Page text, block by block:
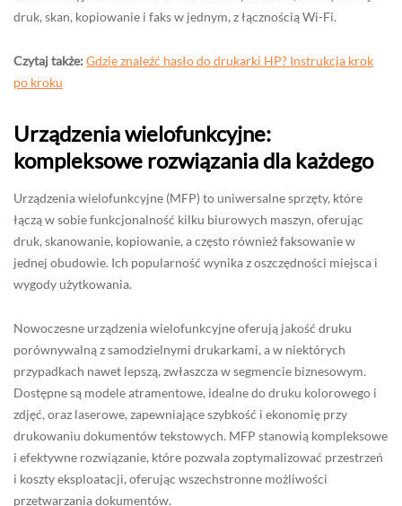
druk, skan, kopiowanie i faks w jednym, z łącznością Wi-Fi.
Czytaj także: Gdzie znaleźć hasło do drukarki HP? Instrukcja krok
po kroku
Urządzenia wielofunkcyjne:
kompleksowe rozwiązania dla każdego
Urządzenia wielofunkcyjne (MFP) to uniwersalne sprzęty, które
łączą w sobie funkcjonalność kilku biurowych maszyn, oferując
druk, skanowanie, kopiowanie, a często również faksowanie w
jednej obudowie. Ich popularność wynika z oszczędności miejsca i
wygody użytkowania.
Nowoczesne urządzenia wielofunkcyjne oferują jakość druku
porównywalną z samodzielnymi drukarkami, a w niektórych
przypadkach nawet lepszą, zwłaszcza w segmencie biznesowym.
Dostępne są modele atramentowe, idealne do druku kolorowego i
zdjęć, oraz laserowe, zapewniające szybkość i ekonomię przy
drukowaniu dokumentów tekstowych. MFP stanowią kompleksowe
i efektywne rozwiązanie, które pozwala zoptymalizować przestrzeń
i koszty eksploatacji, oferując wszechstronne możliwości
przetwarzania dokumentów.